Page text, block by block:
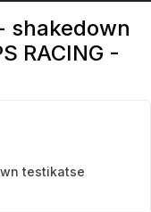
shakedown
RACING -
testikatse